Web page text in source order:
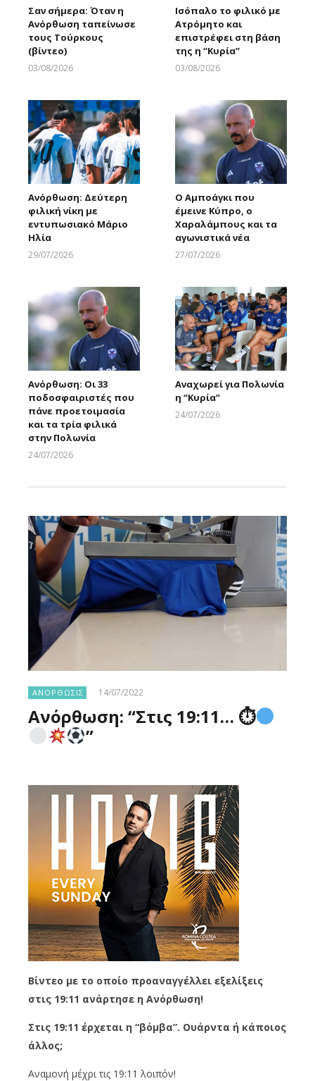
Σαν σήμερα: Όταν η
Ανόρθωση ταπείνωσε
τους Τούρκους
(βίντεο)
03/08/2026
Ισόπαλο το φιλικό με
Ατρόμητο και
επιστρέφει στη βάση
της η “Κυρία”
03/08/2026
Ανόρθωση: Δεύτερη
φιλική νίκη με
εντυπωσιακό Μάριο
Ηλία
29/07/2026
Ο Αμποάγκι που
έμεινε Κύπρο, ο
Χαραλάμπους και τα
αγωνιστικά νέα
27/07/2026
Ανόρθωση: Οι 33
ποδοσφαιριστές που
πάνε προετοιμασία
και τα τρία φιλικά
στην Πολωνία
24/07/2026
Αναχωρεί για Πολωνία
η “Κυρία”
24/07/2026
ΑΝΟΡΘΩΣΙΣ 14/07/2022
Ανόρθωση: “Στις 19:11… ⏱
”
Βίντεο με το οποίο προαναγγέλλει εξελίξεις
στις 19:11 ανάρτησε η Ανόρθωση!
Στις 19:11 έρχεται η “βόμβα”. Ουάρντα ή κάποιος
άλλος;
Αναμονή μέχρι τις 19:11 λοιπόν!